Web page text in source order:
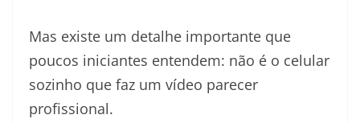
Mas existe um detalhe importante que
poucos iniciantes entendem: não é o celular
sozinho que faz um vídeo parecer
profissional.